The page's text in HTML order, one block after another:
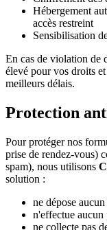
Hébergement
accès restreint
Sensibilisation
En cas de violation de
élevé pour vos droits
meilleurs délais.
Protection
Pour protéger nos
prise de rendez-vous)
spam), nous utilisons
solution :
ne dépose
n'effectue
ne collecte pas